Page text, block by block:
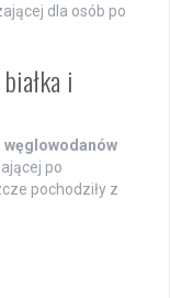
dla osób po
i
węglowodanów
po
pochodziły z